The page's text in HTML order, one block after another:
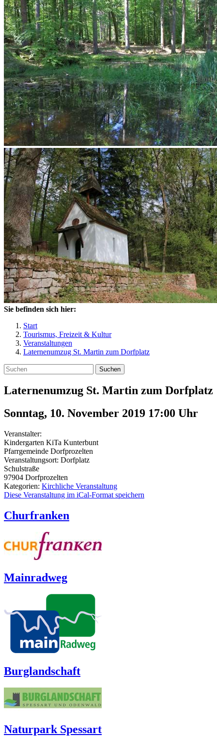
Sie befinden sich hier:
Start
Tourismus, Freizeit & Kultur
Veranstaltungen
Laternenumzug St. Martin zum Dorfplatz
Suchen
Laternenumzug St. Martin zum Dorfplatz
Sonntag, 10. November 2019 17:00 Uhr
Veranstalter:
Kindergarten KiTa Kunterbunt
Pfarrgemeinde Dorfprozelten
Veranstaltungsort: Dorfplatz
Schulstraße
97904 Dorfprozelten
Kategorien: Kirchliche Veranstaltung
Diese Veranstaltung im iCal-Format speichern
Churfranken
Mainradweg
Burglandschaft
Naturpark Spessart